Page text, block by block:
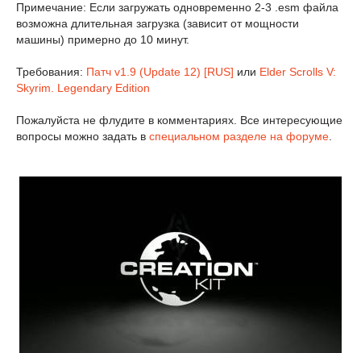
Примечание: Если загружать одновременно 2-3 .esm файла
возможна длительная загрузка (зависит от мощности
машины) примерно до 10 минут.
Требования: Патч v1.9 (Update 12) [RUS] или Elder Scrolls V:
Skyrim. Legendary Edition
Пожалуйста не флудите в комментариях. Все интересующие
вопросы можно задать в специальном разделе на форуме.